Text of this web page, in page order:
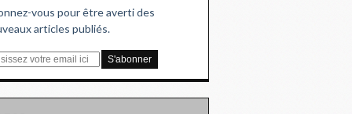
vous pour être averti des
articles publiés.